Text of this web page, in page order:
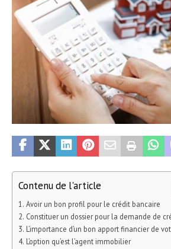
Contenu de l'article
Avoir un bon profil pour le crédit bancaire
Constituer un dossier pour la demande de
L’importance d’un bon apport financier de
L’option qu’est l’agent immobilier